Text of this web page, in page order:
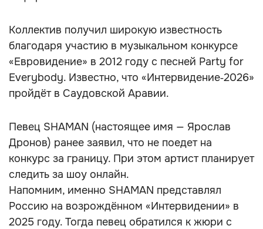
Коллектив получил широкую известность
благодаря участию в музыкальном конкурсе
«Евровидение» в 2012 году с песней Party for
Everybody. Известно, что «Интервидение‑2026»
пройдёт в Саудовской Аравии.
Певец SHAMAN (настоящее имя — Ярослав
Дронов) ранее заявил, что не поедет на
конкурс за границу. При этом артист планирует
следить за шоу онлайн.
Напомним, именно SHAMAN представлял
Россию на возрождённом «Интервидении» в
2025 году. Тогда певец обратился к жюри с